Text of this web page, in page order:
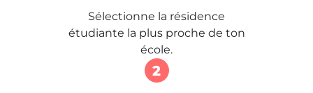
Sélectionne la résidence
étudiante la plus proche de ton
école.
2